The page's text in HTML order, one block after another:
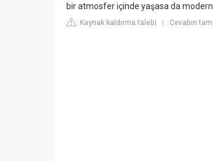
bir atmosfer içinde yaşasa da
Kaynak kaldırma talebi | Cevabın